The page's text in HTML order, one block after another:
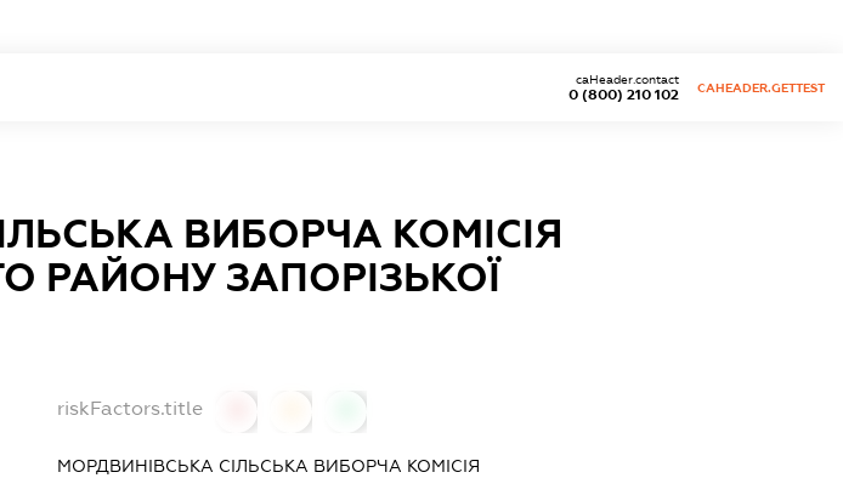
0 (800) 210 102
caHeader.contact
CAHEADER.GETTEST
ВИБОРЧА КОМІСІЯ
РАЙОНУ ЗАПОРІЗЬКОЇ
riskFactors.title
МОРДВИНІВСЬКА СІЛЬСЬКА ВИБОРЧА КОМІСІЯ